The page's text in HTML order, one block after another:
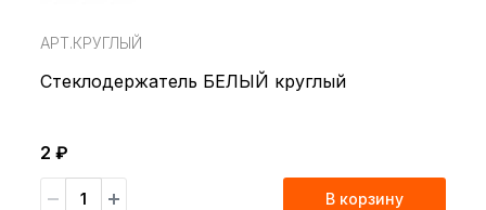
АРТ.КРУГЛЫЙ
Стеклодержатель БЕЛЫЙ круглый
2 ₽
В корзину